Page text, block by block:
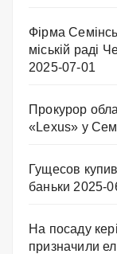
Фірма
міській раді
2025-07-01
Прокурор
«Lexus» у
Гущесов
баньки 2025-
На посаду
призначили